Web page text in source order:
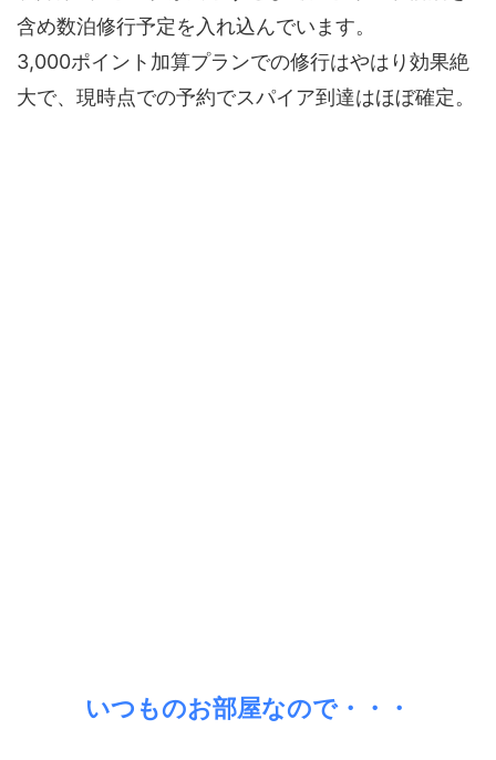
含め数泊修行予定を入れ込んでいます。
3,000ポイント加算プランでの修行はやはり効果絶
大で、現時点での予約でスパイア到達はほぼ確定。
いつものお部屋なので・・・